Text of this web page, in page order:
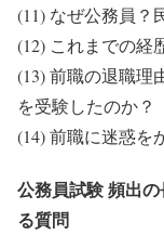
(11) なぜ公務員？
(12) これまでの経
(13) 前職の退職理
を受験したのか？
(14) 前職に迷惑を
公務員試験 頻出
る質問